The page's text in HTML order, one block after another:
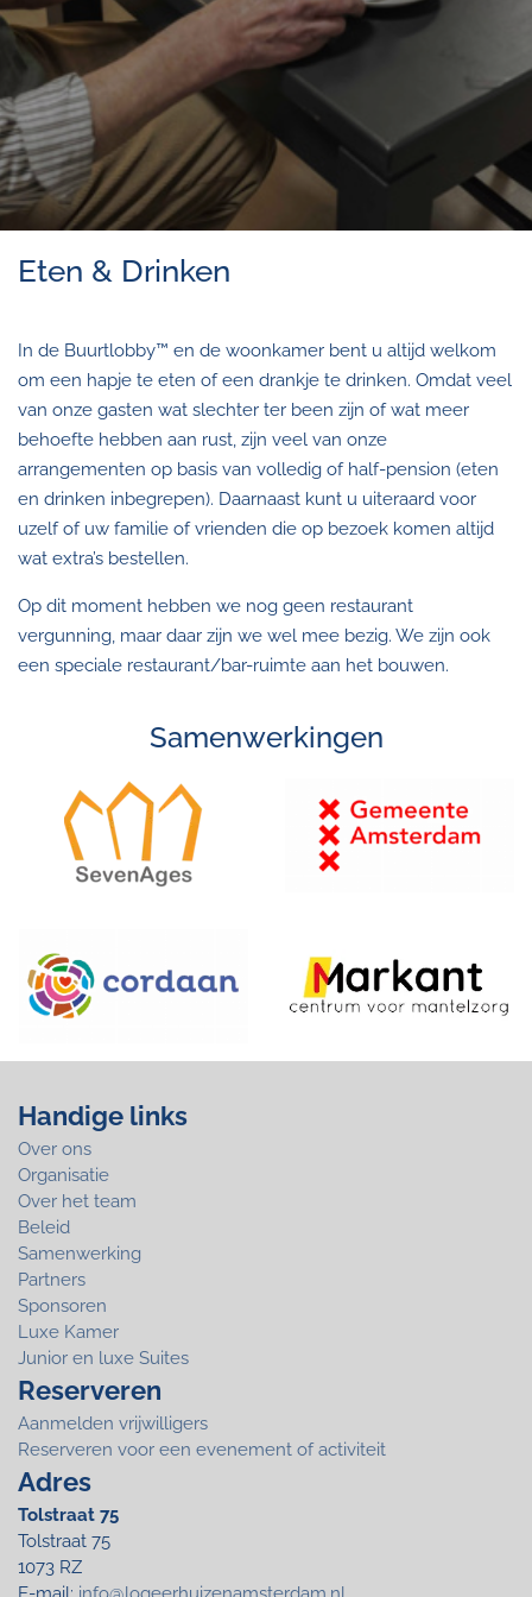
Eten & Drinken
In de Buurtlobby™ en de woonkamer bent u altijd welkom
om een hapje te eten of een drankje te drinken. Omdat veel
van onze gasten wat slechter ter been zijn of wat meer
behoefte hebben aan rust, zijn veel van onze
arrangementen op basis van volledig of half-pension (eten
en drinken inbegrepen). Daarnaast kunt u uiteraard voor
uzelf of uw familie of vrienden die op bezoek komen altijd
wat extra’s bestellen.
Op dit moment hebben we nog geen restaurant
vergunning, maar daar zijn we wel mee bezig. We zijn ook
een speciale restaurant/bar-ruimte aan het bouwen.
Samenwerkingen
Handige links
Over ons
Organisatie
Over het team
Beleid
Samenwerking
Partners
Sponsoren
Luxe Kamer
Junior en luxe Suites
Reserveren
Aanmelden vrijwilligers
Reserveren voor een evenement of activiteit
Adres
Tolstraat 75
Tolstraat 75
1073 RZ